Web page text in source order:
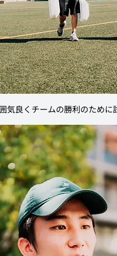
気良くチームの勝利のため